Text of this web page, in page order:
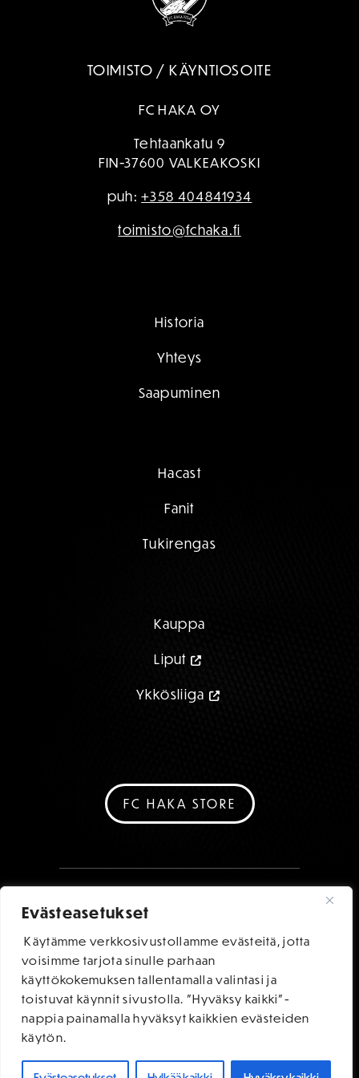
Evästeasetukset
Käytämme verkkosivustollamme evästeitä, jotta
voisimme tarjota sinulle parhaan
käyttökokemuksen tallentamalla valintasi ja
toistuvat käynnit sivustolla. "Hyväksy kaikki"-
nappia painamalla hyväksyt kaikkien evästeiden
käytön.
TOIMISTO / KÄYNTIOSOITE
FC HAKA OY
Tehtaankatu 9
FIN-37600 VALKEAKOSKI
puh:+358 404841934
toimisto@fchaka.fi
Historia
Yhteys
Saapuminen
Hacast
Fanit
Tukirengas
Kauppa
Liput
Ykkösliiga
FC HAKA STORE